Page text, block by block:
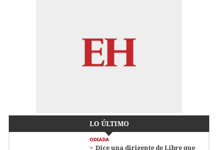
LO ÚLTIMO
ODIADA
Dice una dirigente de Libre que